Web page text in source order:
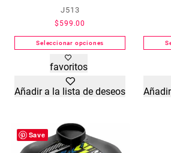
J513
$ 599.00
Seleccionar opciones
Este
producto
tiene
múltiples
opciones
se
favoritos
Añadir a la lista de deseos
Save